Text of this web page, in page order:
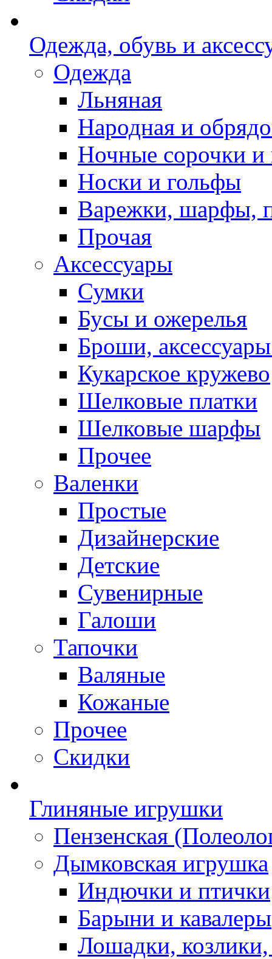
Одежда, обувь и
Одежда
Льняная
Народная и
Ночные сорочки
Носки и гольфы
Варежки, шарфы,
Прочая
Аксессуары
Сумки
Бусы и ожерелья
Броши,
Кукарское кружево
Шелковые платки
Шелковые шарфы
Прочее
Валенки
Простые
Дизайнерские
Детские
Сувенирные
Галоши
Тапочки
Валяные
Кожаные
Прочее
Скидки
Глиняные игрушки
Пензенская
Дымковская игрушка
Индючки и птички
Барыни и кавалеры
Лошадки,